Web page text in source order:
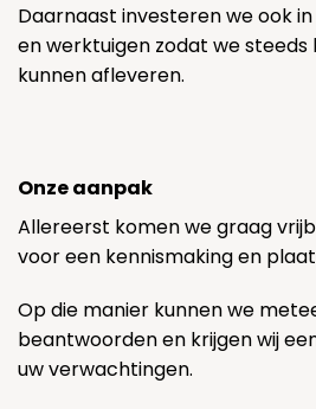
Daarnaast investeren we ook
en werktuigen zodat we
kunnen afleveren.
Onze aanpak
Allereerst komen we graag
voor een kennismaking en
Op die manier kunnen we
beantwoorden en krijgen wij
uw verwachtingen.